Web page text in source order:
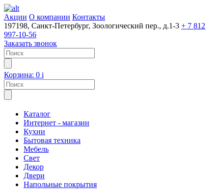
Акции О компании Контакты
197198, Санкт-Петербург, Зоологический пер., д.1-3 + 7 812
997-10-56
Заказать звонок
Корзина: 0 i
Каталог
Интернет - магазин
Кухни
Бытовая техника
Мебель
Свет
Декор
Двери
Напольные покрытия